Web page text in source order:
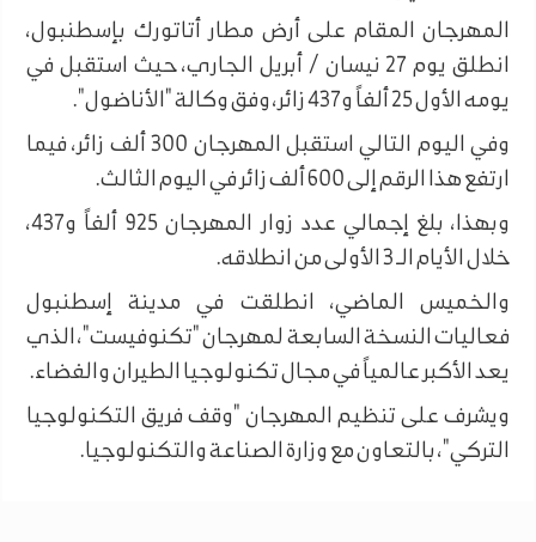
المهرجان المقام على أرض مطار أتاتورك بإسطنبول،
انطلق يوم 27 نيسان / أبريل الجاري، حيث استقبل في
يومه الأول 25 ألفاً و437 زائر، وفق وكالة "الأناضول".
وفي اليوم التالي استقبل المهرجان 300 ألف زائر، فيما
ارتفع هذا الرقم إلى 600 ألف زائر في اليوم الثالث.
وبهذا، بلغ إجمالي عدد زوار المهرجان 925 ألفاً و437،
خلال الأيام الـ 3 الأولى من انطلاقه.
والخميس الماضي، انطلقت في مدينة إسطنبول
فعاليات النسخة السابعة لمهرجان "تكنوفيست"، الذي
يعد الأكبر عالمياً في مجال تكنولوجيا الطيران والفضاء.
ويشرف على تنظيم المهرجان "وقف فريق التكنولوجيا
التركي"، بالتعاون مع وزارة الصناعة والتكنولوجيا.